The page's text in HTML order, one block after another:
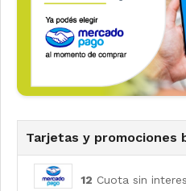
Tarjetas y promociones
12 Cuota sin